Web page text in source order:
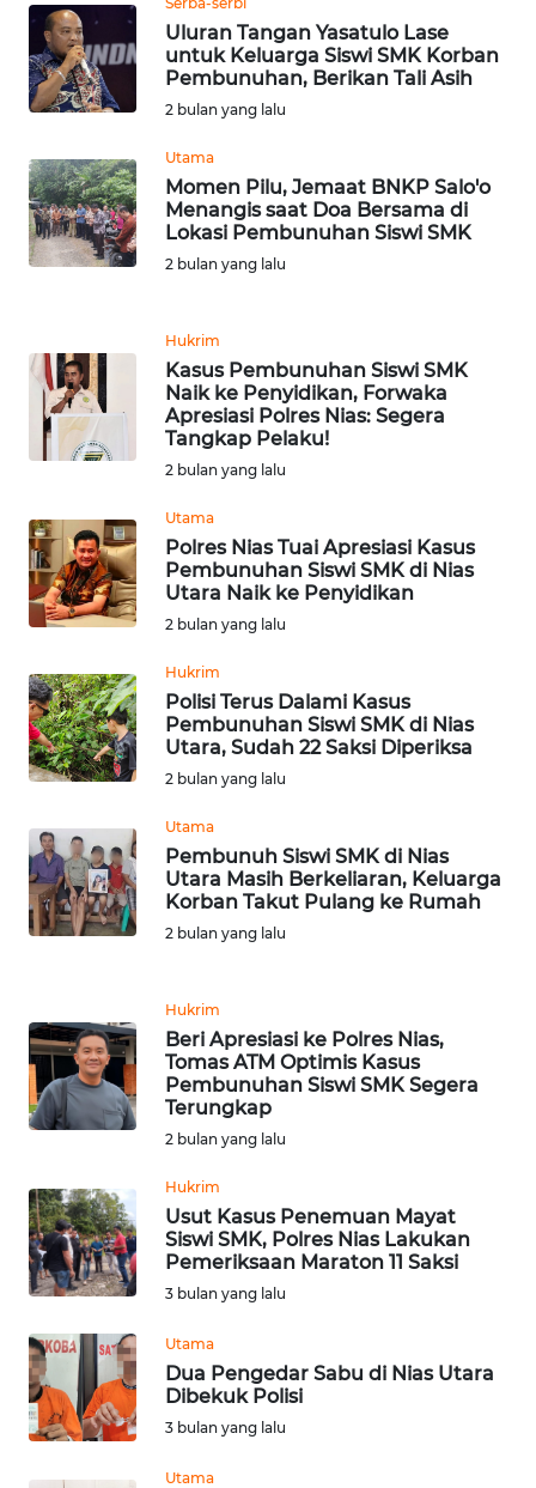
Uluran Tangan Yasatulo Lase
untuk Keluarga Siswi SMK Korban
Pembunuhan, Berikan Tali Asih
2 bulan yang lalu
Utama
Momen Pilu, Jemaat BNKP Salo'o
Menangis saat Doa Bersama di
Lokasi Pembunuhan Siswi SMK
2 bulan yang lalu
Hukrim
Kasus Pembunuhan Siswi SMK
Naik ke Penyidikan, Forwaka
Apresiasi Polres Nias: Segera
Tangkap Pelaku!
2 bulan yang lalu
Utama
Polres Nias Tuai Apresiasi Kasus
Pembunuhan Siswi SMK di Nias
Utara Naik ke Penyidikan
2 bulan yang lalu
Hukrim
Polisi Terus Dalami Kasus
Pembunuhan Siswi SMK di Nias
Utara, Sudah 22 Saksi Diperiksa
2 bulan yang lalu
Utama
Pembunuh Siswi SMK di Nias
Utara Masih Berkeliaran, Keluarga
Korban Takut Pulang ke Rumah
2 bulan yang lalu
Hukrim
Beri Apresiasi ke Polres Nias,
Tomas ATM Optimis Kasus
Pembunuhan Siswi SMK Segera
Terungkap
2 bulan yang lalu
Hukrim
Usut Kasus Penemuan Mayat
Siswi SMK, Polres Nias Lakukan
Pemeriksaan Maraton 11 Saksi
3 bulan yang lalu
Utama
Dua Pengedar Sabu di Nias Utara
Dibekuk Polisi
3 bulan yang lalu
Utama
News
Regional
WN
SUMUT
WN
JAKARTA
WN
WN
BANTEN
WN
WN
KEPRI
WN
WN
PAPUA
BARAT
WN
RIAU
WN
SERAMBI
JAMBI
WN
SULTRA
NTB
WN
SULTENG
WN
SULBAR
WN